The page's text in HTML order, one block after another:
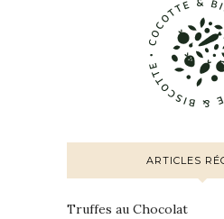
ARTICLES
Truffes au Chocolat